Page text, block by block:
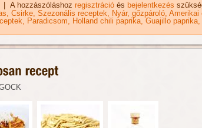
Zöldbab chili recept madársalátával tartalommal
A hozzászóláshoz regisztráció és bejelentkezés
Csirke Szezonális receptek Nyár gőzpároló Amerikai
Paradicsom Holland chili paprika Guajillo paprika